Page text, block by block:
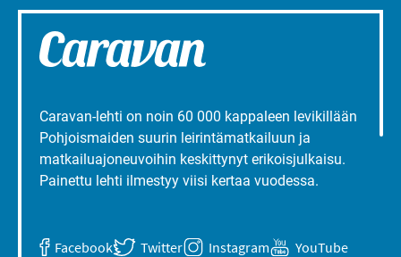
Caravan-lehti on noin 60 000 kappaleen levikillään
Pohjoismaiden suurin leirintämatkailuun ja
matkailuajoneuvoihin keskittynyt erikoisjulkaisu.
Painettu lehti ilmestyy viisi kertaa vuodessa.
Facebook Twitter Instagram YouTube